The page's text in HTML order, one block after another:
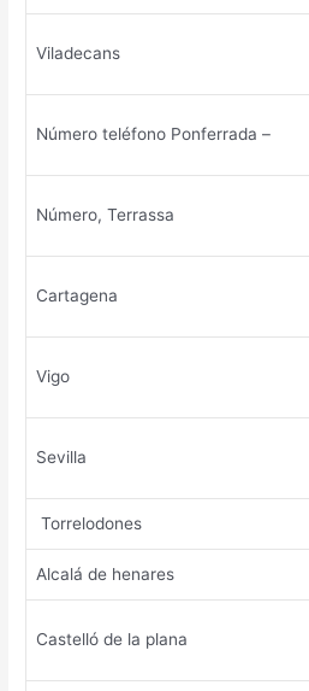
Viladecans
Número teléfono Ponferrada –
Número, Terrassa
Cartagena
Vigo
Sevilla
Torrelodones
Alcalá de henares
Castelló de la plana